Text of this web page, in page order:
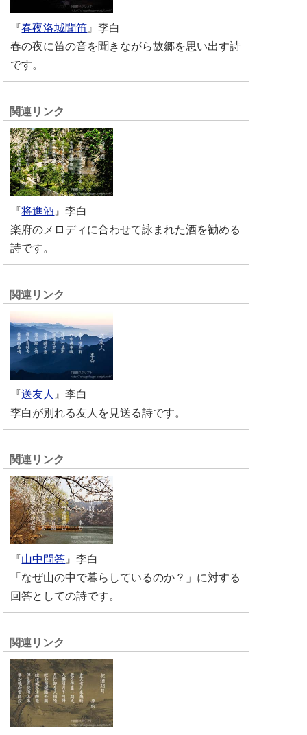
『春夜洛城聞笛 』李白
春の夜に笛の音を聞きながら故郷を思い出す詩
です。
『将進酒 』李白
楽府のメロディに合わせて詠まれた酒を勧める
詩です。
『送友人 』李白
李白が別れる友人を見送る詩です。
『山中問答 』李白
「なぜ山の中で暮らしているのか？」に対する
回答としての詩です。